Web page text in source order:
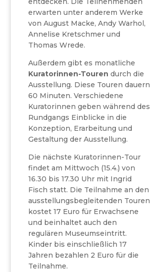
erwarten unter anderem Werke
von August Macke, Andy Warhol,
Annelise Kretschmer und
Thomas Wrede.
Außerdem gibt es monatliche
Kuratorinnen-Touren durch die
Ausstellung. Diese Touren dauern
60 Minuten. Verschiedene
Kuratorinnen geben während des
Rundgangs Einblicke in die
Konzeption, Erarbeitung und
Gestaltung der Ausstellung.
Die nächste Kuratorinnen-Tour
findet am Mittwoch (15.4.) von
16.30 bis 17.30 Uhr mit Ingrid
Fisch statt. Die Teilnahme an den
ausstellungsbegleitenden Touren
kostet 17 Euro für Erwachsene
und beinhaltet auch den
regulären Museumseintritt.
Kinder bis einschließlich 17
Jahren bezahlen 2 Euro für die
Teilnahme.